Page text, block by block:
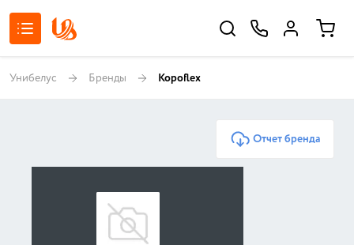
Унибелус Бренды Kopoflex
Отчет бренда